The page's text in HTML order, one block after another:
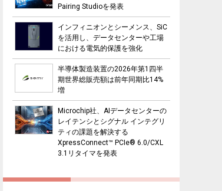
Pairing Studioを発表
インフィニオンとシーメンス、SiC
を活用し、データセンターや工場
における電気的保護を強化
半導体製造装置の2026年第1四半
期世界総販売額は前年同期比14%
増
Microchip社、AIデータセンターの
レイテンシとシグナル インテグリ
ティの課題を解決する
XpressConnect™ PCIe® 6.0/CXL
3.1リタイマを発表